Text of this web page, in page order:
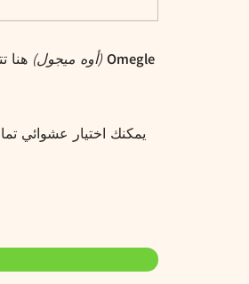
Omegle (أوه ميجول) هنا
يمكنك اختيار عشوائي